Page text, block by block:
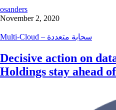
osanders
November 2, 2020
Multi-Cloud – سحابة متعددة
Decisive action on
Holdings stay ahead